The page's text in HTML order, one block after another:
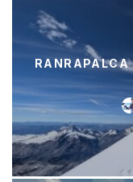
RANRAPALCA